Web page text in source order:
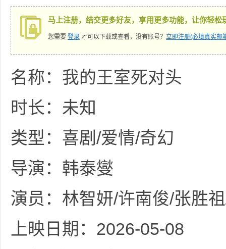
马上注册，结交更多好友，享用更多功能，让你轻松
您需要 登录 才可以下载或查看，没有账号？ 立即注册(必填真实邮
名称：我的王室死对头
时长：未知
类型：喜剧/爱情/奇幻
导演：韩泰燮
演员：林智妍/许南俊/张胜
上映日期：2026-05-08